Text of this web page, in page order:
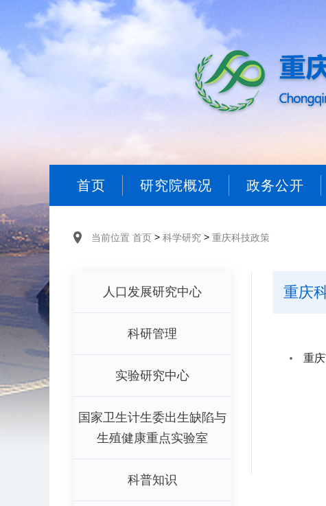
首页 研究院概况 政务公开
当前位置 首页 > 科学研究 > 重庆科技政策
人口发展研究中心
科研管理
实验研究中心
国家卫生计生委出生缺陷与
生殖健康重点实验室
科普知识
重庆
重